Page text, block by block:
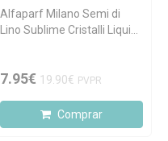
Alfaparf Milano Semi di
Lino Sublime Cristalli Liquidi
7.95€ 19.90€ PVPR
Comprar